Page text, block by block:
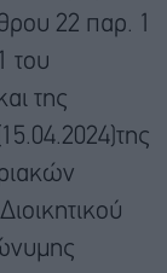
22 παρ. 1
του
της